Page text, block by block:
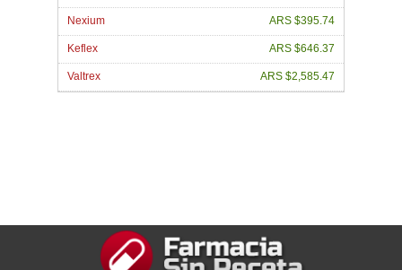
Nexium ARS $395.74
Keflex ARS $646.37
Valtrex ARS $2,585.47